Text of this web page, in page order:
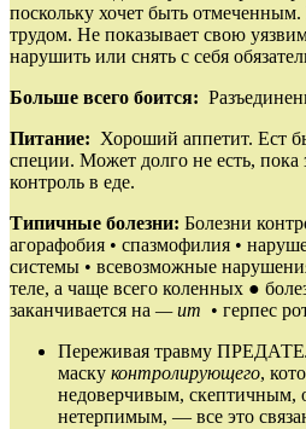
поскольку хочет быть
трудом. Не показывает свою
нарушить или снять с себя
Больше всего боится:
Питание: Хороший аппетит. Ест
специи. Может долго не есть, пока
контроль в еде.
Типичные болезни: Болезни
агорафобия • спазмофилия •
системы • всевозможные
теле, а чаще всего коленных ●
заканчивается на — ит • герпес
Переживая травму
маску контролирующего,
недоверчивым, скептичным,
нетерпимым, — все это